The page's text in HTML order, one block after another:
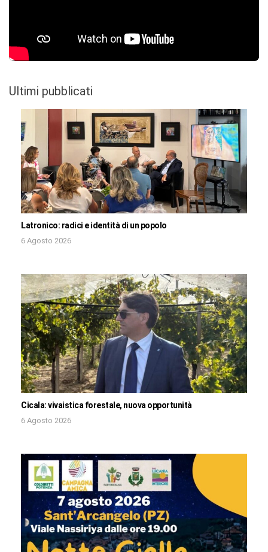
Ultimi pubblicati
Latronico: radici e identità di un popolo
6 Agosto 2026
Cicala: vivaistica forestale, nuova opportunità
6 Agosto 2026